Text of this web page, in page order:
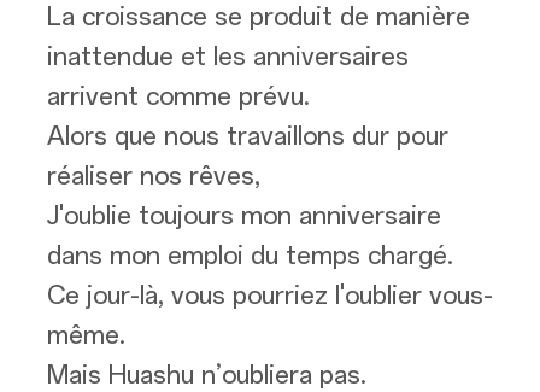
La croissance se produit de manière
inattendue et les anniversaires
arrivent comme prévu.
Alors que nous travaillons dur pour
réaliser nos rêves,
J'oublie toujours mon anniversaire
dans mon emploi du temps chargé.
Ce jour-là, vous pourriez l'oublier vous-
même.
Mais Huashu n’oubliera pas.